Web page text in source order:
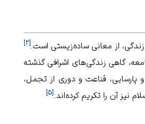
از معانی ساده‌زیستی است.[۲]
گاهی زندگی‌های اشرافی گذشته
قناعت و دوری از تجمل،
نیز آن را تکریم کرده‌اند.[۵]